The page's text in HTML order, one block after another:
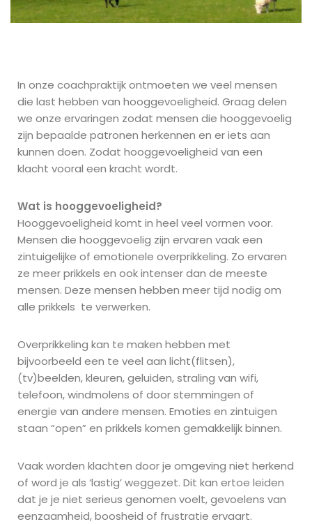
In onze coachpraktijk ontmoeten we veel mensen
die last hebben van hooggevoeligheid. Graag delen
we onze ervaringen zodat mensen die hooggevoelig
zijn bepaalde patronen herkennen en er iets aan
kunnen doen. Zodat hooggevoeligheid van een
klacht vooral een kracht wordt.
Wat is hooggevoeligheid?
Hooggevoeligheid komt in heel veel vormen voor.
Mensen die hooggevoelig zijn ervaren vaak een
zintuigelijke of emotionele overprikkeling. Zo ervaren
ze meer prikkels en ook intenser dan de meeste
mensen. Deze mensen hebben meer tijd nodig om
alle prikkels te verwerken.
Overprikkeling kan te maken hebben met
bijvoorbeeld een te veel aan licht(flitsen),
(tv)beelden, kleuren, geluiden, straling van wifi,
telefoon, windmolens of door stemmingen of
energie van andere mensen. Emoties en zintuigen
staan “open” en prikkels komen gemakkelijk binnen.
Vaak worden klachten door je omgeving niet herkend
of word je als ‘lastig’ weggezet. Dit kan ertoe leiden
dat je je niet serieus genomen voelt, gevoelens van
eenzaamheid, boosheid of frustratie ervaart.